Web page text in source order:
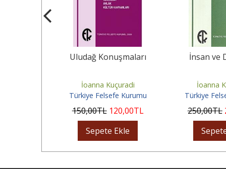
Uludağ Konuşmaları
İoanna Kuçuradi
Türkiye Felsefe Kurumu
150,00TL 120,00TL
Sepete Ekle
İnsan ve
İoanna
Türkiye
250,00TL